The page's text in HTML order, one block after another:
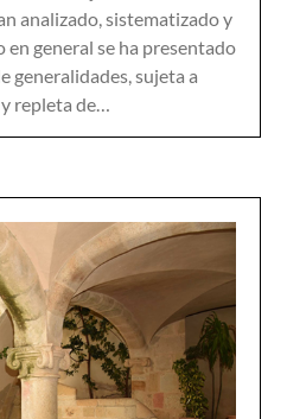
analizado, sistematizado y
general se ha presentado
generalidades, sujeta a
repleta de…